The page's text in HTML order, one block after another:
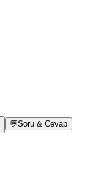
💬Soru & Cevap